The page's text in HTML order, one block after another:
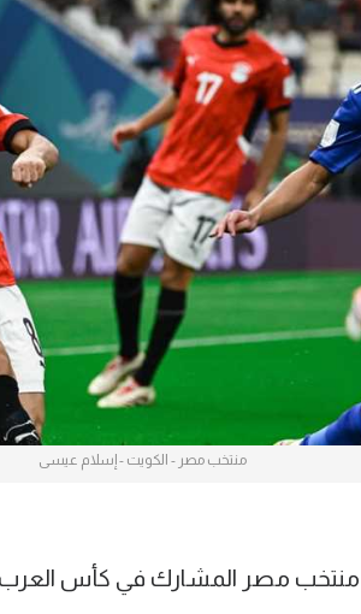
الدوري السعودي للمحترفين
دوري أبطال أوروبا
دوري أبطال إفريقيا
كل البطولات
منتخب مصر - الكويت - إسلام عيسى
مصر المشارك في كأس العرب